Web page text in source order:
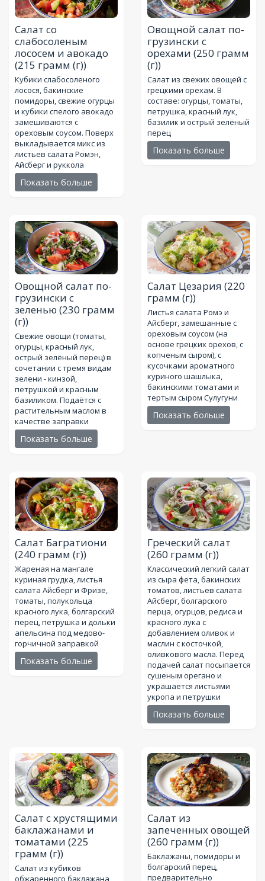
Салат со
слабосоленым
лососем и авокадо
(215 грамм (г))
Кубики слабосоленого
лосося, бакинские
помидоры, свежие огурцы
и кубики спелого авокадо
замешиваются с
ореховым соусом. Поверх
выкладывается микс из
листьев салата Ромэн,
Айсберг и руккола
Показать больше
Овощной салат по-
грузински с
орехами (250 грамм
(г))
Салат из свежих овощей с
грецкими орехам. В
составе: огурцы, томаты,
петрушка, красный лук,
базилик и острый зелёный
перец
Показать больше
Овощной салат по-
грузински с
зеленью (230 грамм
(г))
Свежие овощи (томаты,
огурцы, красный лук,
острый зелёный перец) в
сочетании с тремя видам
зелени - кинзой,
петрушкой и красным
базиликом. Подаётся с
растительным маслом в
качестве заправки
Показать больше
Салат Цезария (220
грамм (г))
Листья салата Ромэ и
Айсберг, замешанные с
ореховым соусом (на
основе грецких орехов, с
копченым сыром), с
кусочками ароматного
куриного шашлыка,
бакинскими томатами и
тертым сыром Сулугуни
Показать больше
Салат Багратиони
(240 грамм (г))
Жареная на мангале
куриная грудка, листья
салата Айсберг и Фризе,
томаты, полукольца
красного лука, болгарский
перец, петрушка и дольки
апельсина под медово-
горчичной заправкой
Показать больше
Греческий салат
(260 грамм (г))
Классический легкий салат
из сыра фета, бакинских
томатов, листьев салата
Айсберг, болгарского
перца, огурцов, редиса и
красного лука с
добавлением оливок и
маслин с косточкой,
оливкового масла. Перед
подачей салат посыпается
сушеным орегано и
украшается листьями
укропа и петрушки
Показать больше
Салат с хрустящими
баклажанами и
томатами (225
грамм (г))
Салат из кубиков
обжаренного баклажана,
Салат из
запеченных овощей
(260 грамм (г))
Баклажаны, помидоры и
болгарский перец,
предварительно